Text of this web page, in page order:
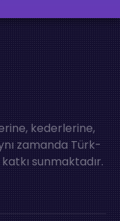
kederlerine,
zamanda Türk-
sunmaktadır.